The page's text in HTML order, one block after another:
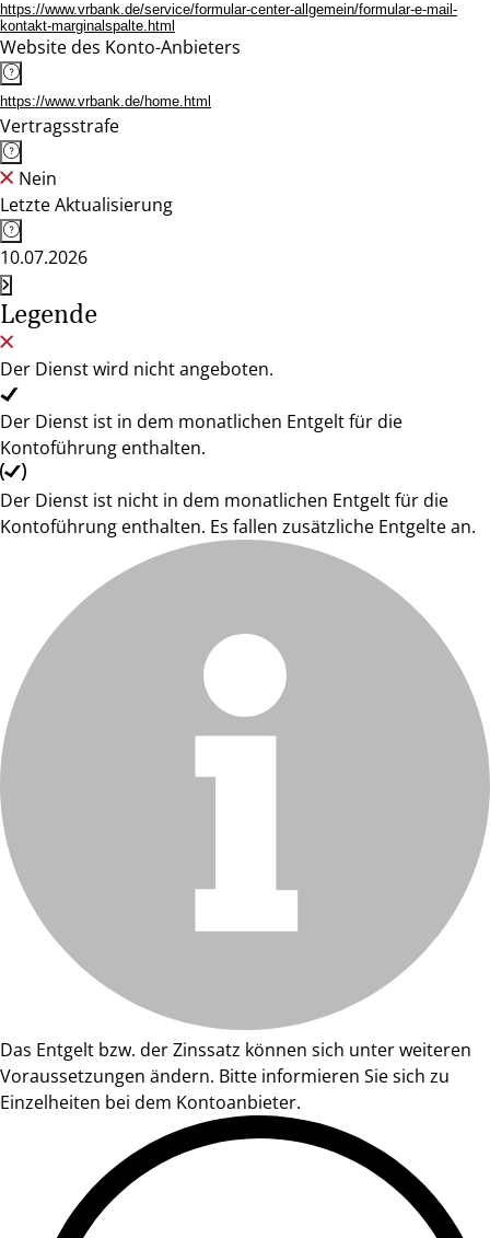
https://www.vrbank.de/service/formular-center-allgemein/formular-e-mail-
kontakt-marginalspalte.html
Website des Konto-Anbieters
https://www.vrbank.de/home.html
Vertragsstrafe
Nein
Letzte Aktualisierung
10.07.2026
Legende
Der Dienst wird nicht angeboten.
Der Dienst ist in dem monatlichen Entgelt für die
Kontoführung enthalten.
Der Dienst ist nicht in dem monatlichen Entgelt für die
Kontoführung enthalten. Es fallen zusätzliche Entgelte an.
Das Entgelt bzw. der Zinssatz können sich unter weiteren
Voraussetzungen ändern. Bitte informieren Sie sich zu
Einzelheiten bei dem Kontoanbieter.